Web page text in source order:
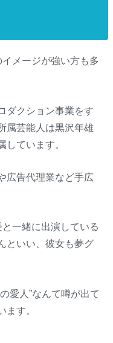
メージが強い方も多
ダクション事業をす
属芸能人は黒沢年雄
しています。
広告代理業など手広
一緒に出演している
といい、彼女も夢グ
愛人”なんて噂が出て
ます。